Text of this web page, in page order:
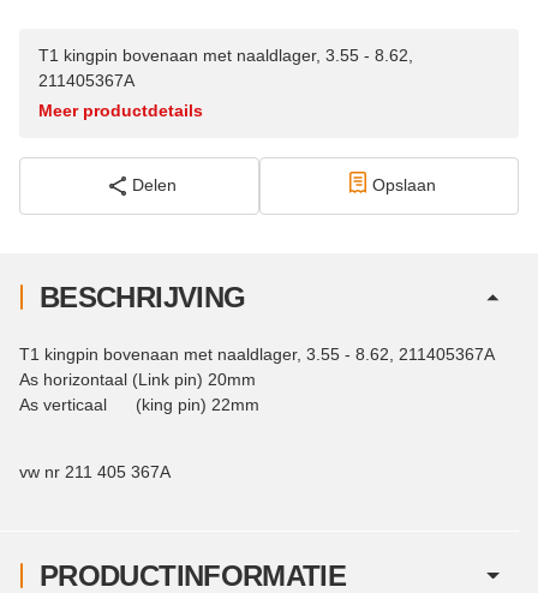
T1 kingpin bovenaan met naaldlager, 3.55 - 8.62,
211405367A
Meer productdetails
Delen Opslaan
PRODUCTINFORMATIE
BESCHRIJVING
T1 kingpin bovenaan met naaldlager, 3.55 - 8.62, 211405367A
As horizontaal (Link pin) 20mm
As verticaal (king pin) 22mm
vw nr 211 405 367A